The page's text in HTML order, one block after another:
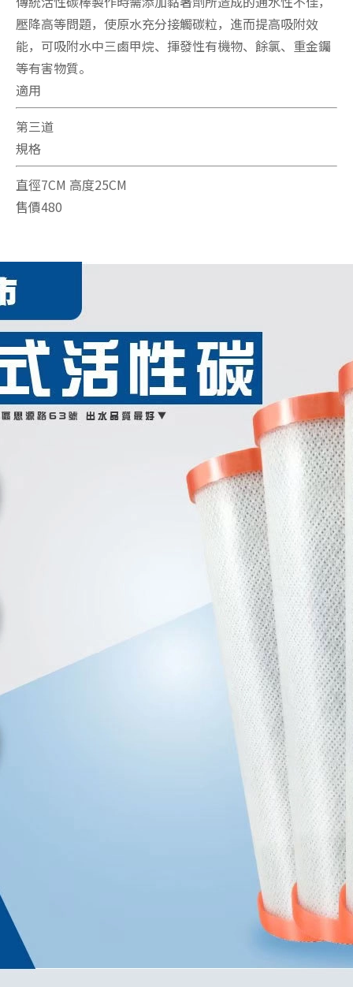
壓降高等問題，使原水充分接觸碳粒，進而提高吸附效
能，可吸附水中三鹵甲烷、揮發性有機物、餘氯、重金钃
等有害物質。
適用
第三道
規格
直徑7CM 高度25CM
售價480